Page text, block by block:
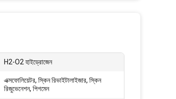
H2-O2 হাইড্রোজেন
এক্সফোলিয়েটর, স্কিন রিভাইটালাইজার, স্কিন
রিজুভেনেশন, পিগমেন